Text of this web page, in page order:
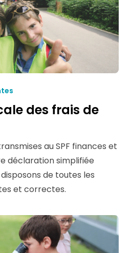
des frais de
au SPF finances et
déclaration simplifiée
de toutes les
et correctes.